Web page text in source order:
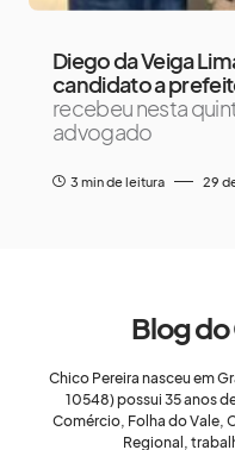
Diego da Veiga
candidato a
recebeu nesta
advogado
3 min de leitura 29
Blog
Chico Pereira nasceu em
10548) possui 35 anos
Comércio, Folha do Vale,
Regional,